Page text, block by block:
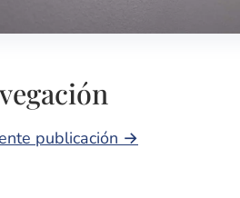
publicación →